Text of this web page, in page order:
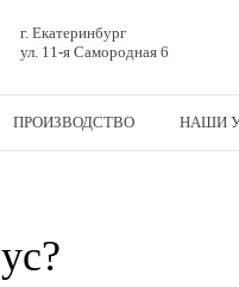
г. Екатеринбург
ул. 11-я Самородная 6
ПРОИЗВОДСТВО НАШИ